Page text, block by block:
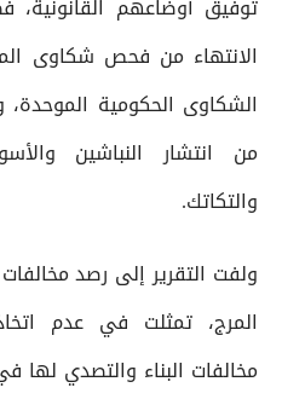
توفيق أوضاعهم
الانتهاء من فحص شكاوى
الشكاوى الحكومية الموحدة،
من انتشار النباشين
والتكاتك.
ولفت التقرير إلى رصد
المرج، تمثلت في عدم اتخاذ
مخالفات البناء والتصدي لها